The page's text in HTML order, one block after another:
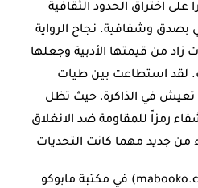
على اختراق الحدود الثقافية
بصدق وشفافية. نجاح الرواية
زاد من قيمتها الأدبية وجعلها
لقد استطاعت بين طيات
تعيش في الذاكرة، حيث تظل
رمزاً للمقاومة ضد الانغلاق
في مكتبة مابوكو (mabooko.com)، نؤمن بأن الكتاب هو